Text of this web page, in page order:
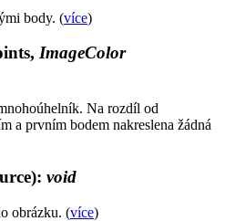
body. (více)
ImageColor
Na rozdíl od
a prvním bodem nakreslena žádná
: void
obrázku. (více)